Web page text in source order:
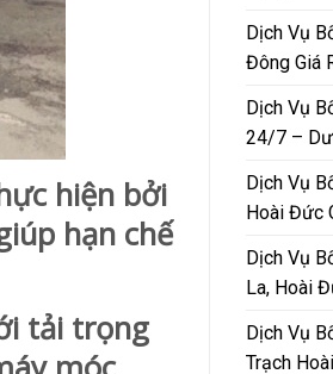
hiện bởi
hạn chế
tải trọng
Dịch Vụ
Đông Giá
Dịch Vụ
24/7 –
Dịch Vụ
Hoài Đức
Dịch Vụ
La, Hoài
Dịch Vụ
Trạch